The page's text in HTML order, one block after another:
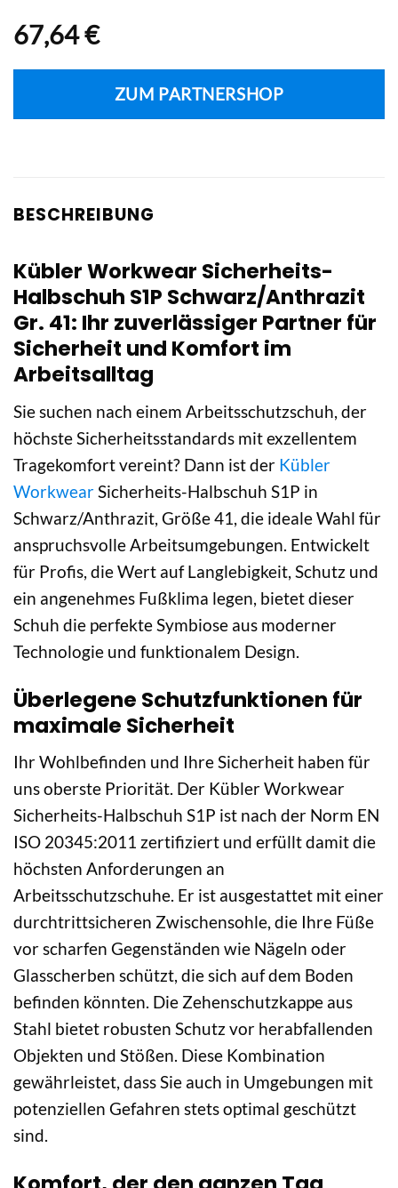
67,64€
ZUM PARTNERSHOP
BESCHREIBUNG
Kübler Workwear Sicherheits-
Halbschuh S1P Schwarz/Anthrazit
Gr. 41: Ihr zuverlässiger Partner für
Sicherheit und Komfort im
Arbeitsalltag
Sie suchen nach einem Arbeitsschutzschuh, der
höchste Sicherheitsstandards mit exzellentem
Tragekomfort vereint? Dann ist der Kübler
WorkwearSicherheits-Halbschuh S1P in
Schwarz/Anthrazit, Größe 41, die ideale Wahl für
anspruchsvolle Arbeitsumgebungen. Entwickelt
für Profis, die Wert auf Langlebigkeit, Schutz und
ein angenehmes Fußklima legen, bietet dieser
Schuh die perfekte Symbiose aus moderner
Technologie und funktionalem Design.
Überlegene Schutzfunktionen für
maximale Sicherheit
Ihr Wohlbefinden und Ihre Sicherheit haben für
uns oberste Priorität. Der Kübler Workwear
Sicherheits-Halbschuh S1P ist nach der Norm EN
ISO 20345:2011 zertifiziert und erfüllt damit die
höchsten Anforderungen an
Arbeitsschutzschuhe. Er ist ausgestattet mit einer
durchtrittsicheren Zwischensohle, die Ihre Füße
vor scharfen Gegenständen wie Nägeln oder
Glasscherben schützt, die sich auf dem Boden
befinden könnten. Die Zehenschutzkappe aus
Stahl bietet robusten Schutz vor herabfallenden
Objekten und Stößen. Diese Kombination
gewährleistet, dass Sie auch in Umgebungen mit
potenziellen Gefahren stets optimal geschützt
sind.